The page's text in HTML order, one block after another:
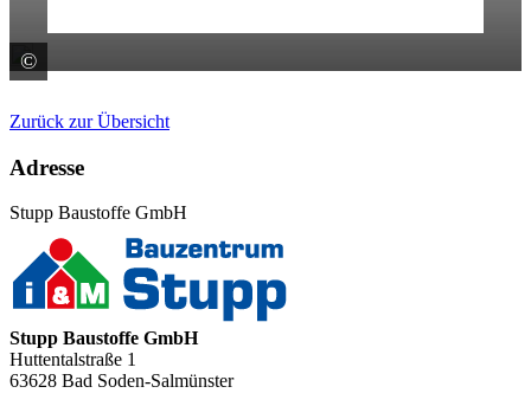
©
Zurück zur Übersicht
Adresse
Stupp Baustoffe GmbH
Stupp Baustoffe GmbH
Huttentalstraße 1
63628 Bad Soden-Salmünster